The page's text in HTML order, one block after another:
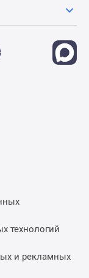
технологий
и рекламных